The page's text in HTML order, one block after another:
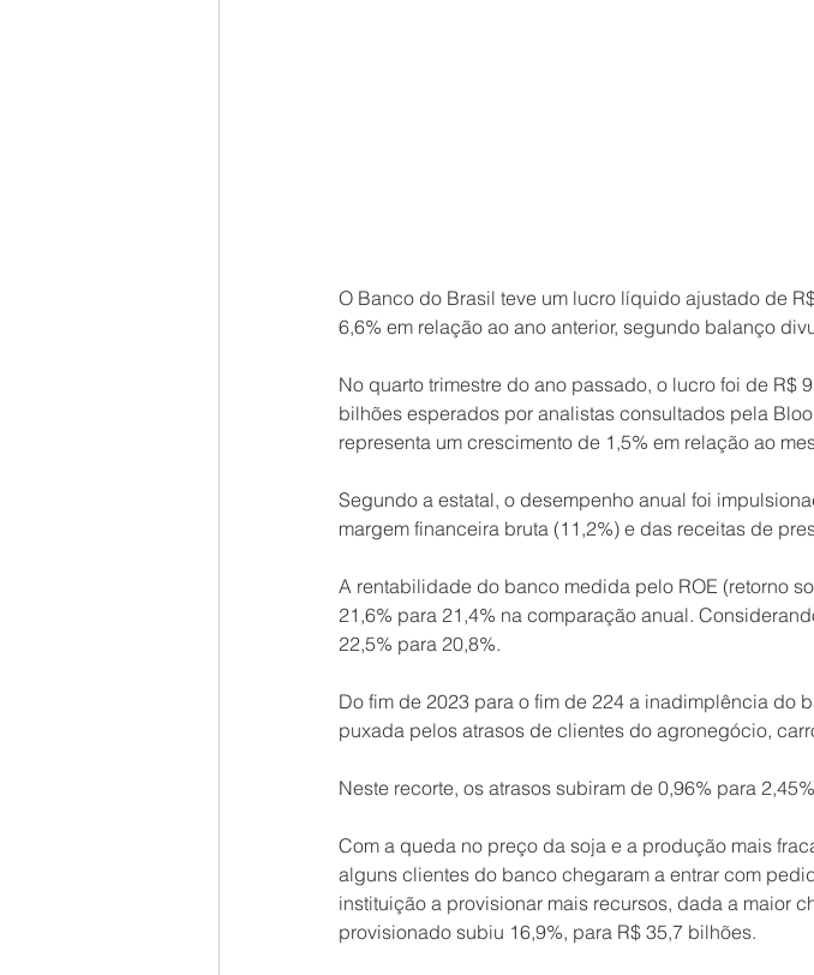
O Banco do Brasil teve um lucro líquido ajustado de
6,6% em relação ao ano anterior, segundo balanço
No quarto trimestre do ano passado, o lucro foi de R$
bilhões esperados por analistas consultados pela
representa um crescimento de 1,5% em relação ao
Segundo a estatal, o desempenho anual foi
margem financeira bruta (11,2%) e das receitas de
A rentabilidade do banco medida pelo ROE (retorno
21,6% para 21,4% na comparação anual.
22,5% para 20,8%.
Do fim de 2023 para o fim de 224 a inadimplência do
puxada pelos atrasos de clientes do agronegócio,
Neste recorte, os atrasos subiram de 0,96% para
Com a queda no preço da soja e a produção mais
alguns clientes do banco chegaram a entrar com
instituição a provisionar mais recursos, dada a maior
provisionado subiu 16,9%, para R$ 35,7 bilhões.